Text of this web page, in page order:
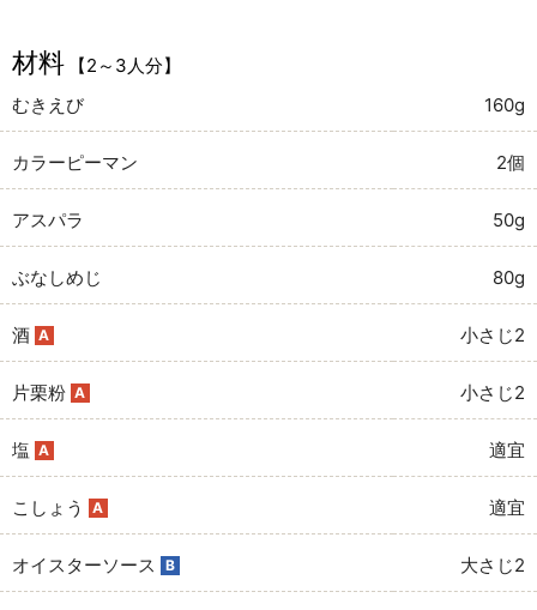
材料
【2～3人分】
むきえび
160g
カラーピーマン 2個
アスパラ 50g
ぶなしめじ 80g
酒 A 小さじ2
片栗粉 A 小さじ2
塩 A 適宜
こしょう A 適宜
オイスターソース B 大さじ2